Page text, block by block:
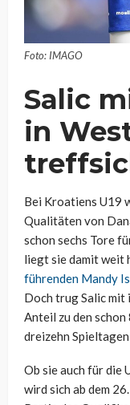
Foto: IMAGO
Salic
in
Bei Kroatiens U19
Qualitäten von
schon sechs Tore
liegt sie damit weit
führenden Mandy
Doch trug Salic mit
Anteil zu den
dreizehn
Ob sie auch für die
wird sich ab dem